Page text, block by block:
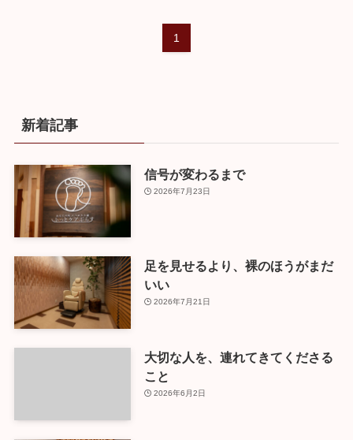
1
新着記事
信号が変わるまで
2026年7月23日
足を見せるより、裸のほうがまだ
いい
2026年7月21日
大切な人を、連れてきてくださる
こと
2026年6月2日